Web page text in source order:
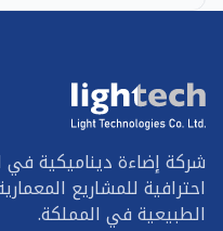
شركة إضاءة ديناميكية
احترافية للمشاريع
الطبيعية في المملكة.